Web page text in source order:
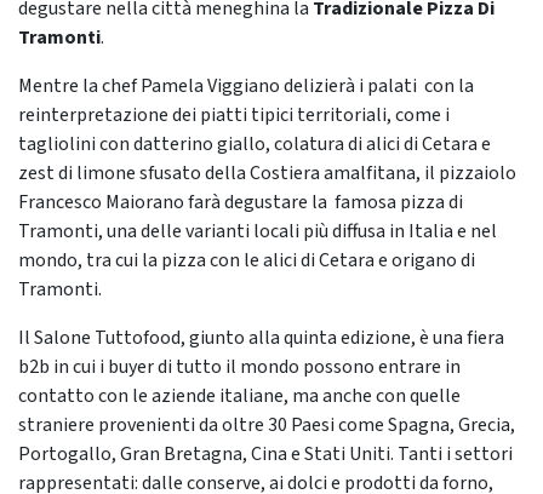
degustare nella città meneghina la Tradizionale Pizza Di
Tramonti.
Mentre la chef Pamela Viggiano delizierà i palati con la
reinterpretazione dei piatti tipici territoriali, come i
tagliolini con datterino giallo, colatura di alici di Cetara e
zest di limone sfusato della Costiera amalfitana, il pizzaiolo
Francesco Maiorano farà degustare la famosa pizza di
Tramonti, una delle varianti locali più diffusa in Italia e nel
mondo, tra cui la pizza con le alici di Cetara e origano di
Tramonti.
Il Salone Tuttofood, giunto alla quinta edizione, è una fiera
b2b in cui i buyer di tutto il mondo possono entrare in
contatto con le aziende italiane, ma anche con quelle
straniere provenienti da oltre 30 Paesi come Spagna, Grecia,
Portogallo, Gran Bretagna, Cina e Stati Uniti. Tanti i settori
rappresentati: dalle conserve, ai dolci e prodotti da forno,